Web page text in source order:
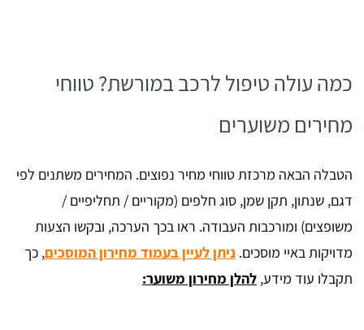
כמה עולה טיפול לרכב במורשת? טווחי
מחירים משוערים
הטבלה הבאה מרכזת טווחי מחיר נפוצים. המחירים משתנים לפי
דגם, שנתון, תקן שמן, סוג חלפים (מקוריים / תחליפיים /
משופצים) ומורכבות העבודה. ראו בכך הערכה, ובקשו הצעות
מדויקות באיי מוסכים. ניתן לעיין בעמוד מחירון המוסכים, כך
תקבלו עוד מידע, להלן מחירון משוער: